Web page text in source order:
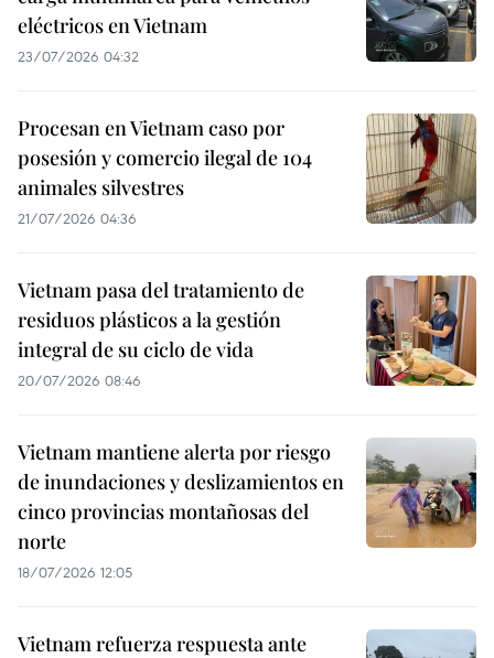
eléctricos en Vietnam
23/07/2026 04:32
Procesan en Vietnam caso por
posesión y comercio ilegal de 104
animales silvestres
21/07/2026 04:36
Vietnam pasa del tratamiento de
residuos plásticos a la gestión
integral de su ciclo de vida
20/07/2026 08:46
Vietnam mantiene alerta por riesgo
de inundaciones y deslizamientos en
cinco provincias montañosas del
norte
18/07/2026 12:05
Vietnam refuerza respuesta ante